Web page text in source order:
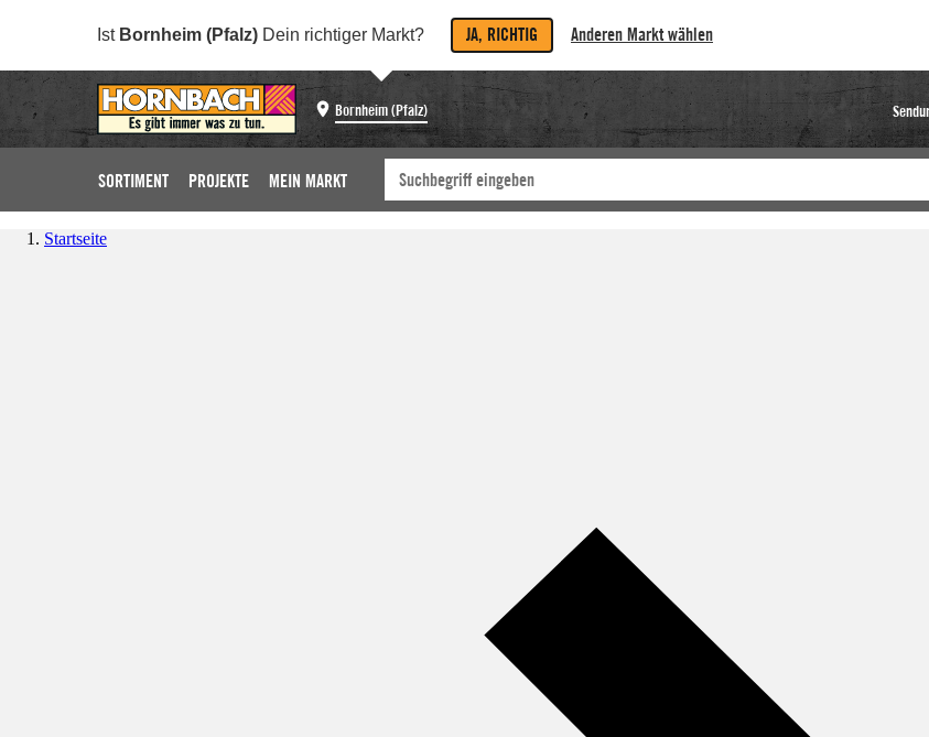
Ist Bornheim (Pfalz) Dein richtiger Markt? JA, RICHTIG Anderen Markt wählen
Bornheim (Pfalz)
SORTIMENT PROJEKTE MEIN MARKT
Startseite